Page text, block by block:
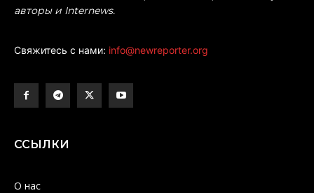
авторы и Internews.
Свяжитесь с нами: info@newreporter.org
ССЫЛКИ
О нас